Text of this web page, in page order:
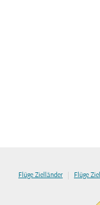
Flüge Zielländer | Flüge